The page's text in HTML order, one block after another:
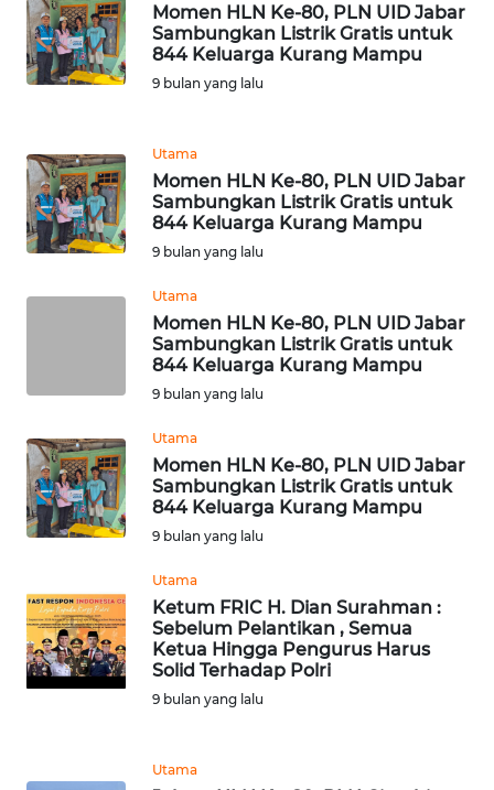
Momen HLN Ke-80, PLN UID Jabar
Sambungkan Listrik Gratis untuk
844 Keluarga Kurang Mampu
9 bulan yang lalu
Utama
Momen HLN Ke-80, PLN UID Jabar
Sambungkan Listrik Gratis untuk
844 Keluarga Kurang Mampu
9 bulan yang lalu
Utama
Momen HLN Ke-80, PLN UID Jabar
Sambungkan Listrik Gratis untuk
844 Keluarga Kurang Mampu
9 bulan yang lalu
Utama
Momen HLN Ke-80, PLN UID Jabar
Sambungkan Listrik Gratis untuk
844 Keluarga Kurang Mampu
9 bulan yang lalu
Utama
Ketum FRIC H. Dian Surahman :
Sebelum Pelantikan , Semua
Ketua Hingga Pengurus Harus
Solid Terhadap Polri
9 bulan yang lalu
Utama
WN
SUMSEL
WN
LAMPUNG
JATENG
WN
JOGJA
WN
JATIM
WN
BALI
WN
KALTENG